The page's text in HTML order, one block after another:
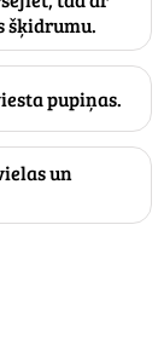
šķidrumu.
pupiņas.
un